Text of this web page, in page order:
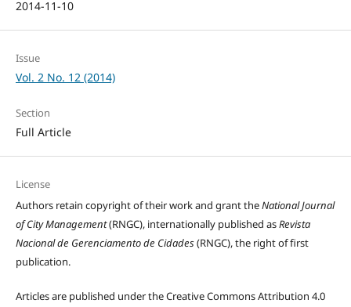
2014-11-10
Issue
Vol. 2 No. 12 (2014)
Section
Full Article
License
Authors retain copyright of their work and grant theNational Journal
of City Management(RNGC), internationally published asRevista
Nacional de Gerenciamento de Cidades(RNGC), the right of first
publication.
Articles are published under the Creative Commons Attribution 4.0